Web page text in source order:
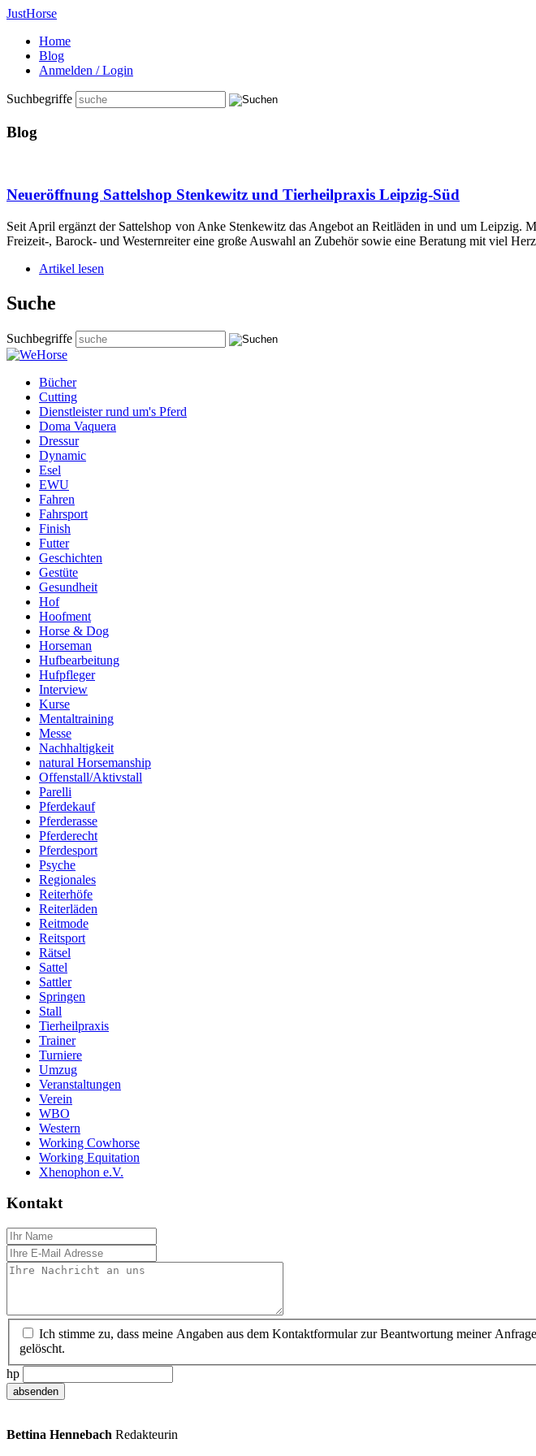
JustHorse
Home
Blog
Anmelden / Login
Suchbegriffe
Blog
Neueröffnung Sattelshop Stenkewitz und Tierheilpraxis Leipzig-Süd
Seit April ergänzt der Sattelshop von Anke Stenkewitz das Angebot an Reitläden in und um Leipzig.
Freizeit-, Barock- und Westernreiter eine große Auswahl an Zubehör sowie eine Beratung mit viel
Artikel lesen
Suche
Suchbegriffe
Bücher
Cutting
Dienstleister rund um's Pferd
Doma Vaquera
Dressur
Dynamic
Esel
EWU
Fahren
Fahrsport
Finish
Futter
Geschichten
Gestüte
Gesundheit
Hof
Hoofment
Horse & Dog
Horseman
Hufbearbeitung
Hufpfleger
Interview
Kurse
Mentaltraining
Messe
Nachhaltigkeit
natural Horsemanship
Offenstall/Aktivstall
Parelli
Pferdekauf
Pferderasse
Pferderecht
Pferdesport
Psyche
Regionales
Reiterhöfe
Reiterläden
Reitmode
Reitsport
Rätsel
Sattel
Sattler
Springen
Stall
Tierheilpraxis
Trainer
Turniere
Umzug
Veranstaltungen
Verein
WBO
Western
Working Cowhorse
Working Equitation
Xhenophon e.V.
Kontakt
Ich stimme zu, dass meine Angaben aus dem Kontaktformular zur Beantwortung meiner
gelöscht.
hp
Bettina Hennebach Redakteurin